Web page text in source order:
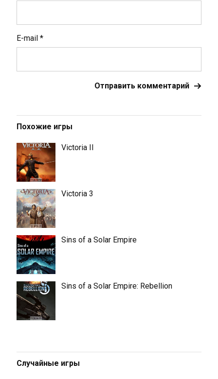
E-mail *
Похожие игры
Victoria II
Victoria 3
Sins of a Solar Empire
Sins of a Solar Empire: Rebellion
Случайные игры